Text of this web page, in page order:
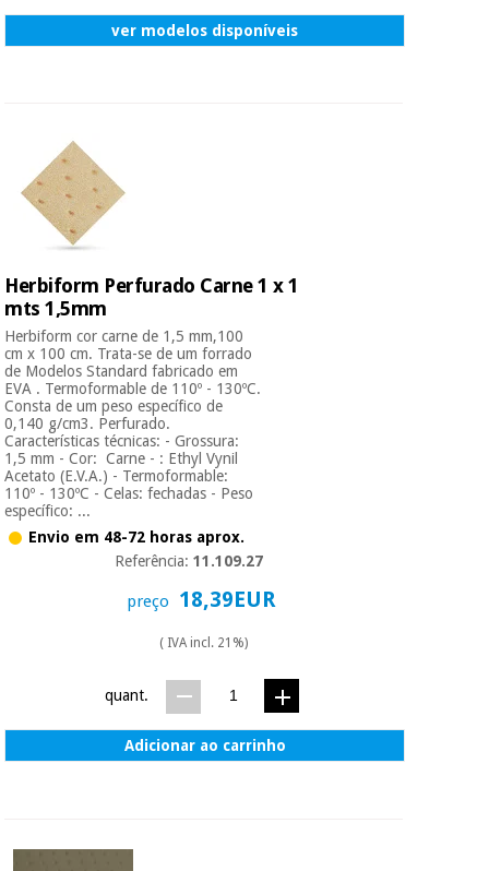
ver modelos disponíveis
Herbiform Perfurado Carne 1 x 1
mts 1,5mm
Herbiform cor carne de 1,5 mm,100
cm x 100 cm. Trata-se de um forrado
de Modelos Standard fabricado em
EVA . Termoformable de 110º - 130ºC.
Consta de um peso específico de
0,140 g/cm3. Perfurado.
Características técnicas: - Grossura:
1,5 mm - Cor: Carne - : Ethyl Vynil
Acetato (E.V.A.) - Termoformable:
110º - 130ºC - Celas: fechadas - Peso
específico: ...
Envio em 48-72 horas aprox.
Referência:11.109.27
preço 18,39EUR
( IVA incl. 21%)
quant.
Adicionar ao carrinho